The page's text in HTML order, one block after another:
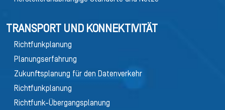
TRANSPORT UND KONNEKTIVITÄT
Richtfunkplanung
Planungserfahrung
Zukunftsplanung für den Datenverkehr
Richtfunkplanung
Richtfunk-Übergangsplanung